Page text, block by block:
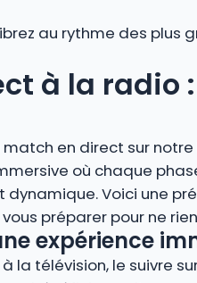
au rythme des plus
à la radio
en direct sur
où chaque
Voici une
préparer pour ne
expérience
télévision, le suivre